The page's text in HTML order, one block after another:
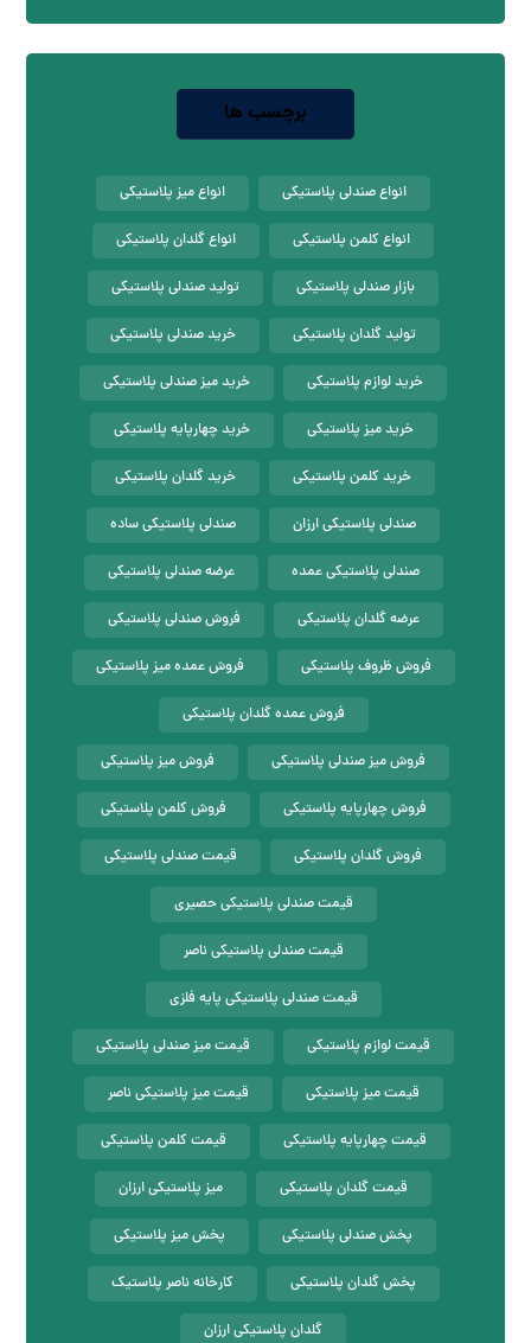
برچسب ها
انواع صندلی پلاستیکی انواع میز پلاستیکی
انواع کلمن پلاستیکی انواع گلدان پلاستیکی
بازار صندلی پلاستیکی تولید صندلی پلاستیکی
تولید گلدان پلاستیکی خرید صندلی پلاستیکی
خرید لوازم پلاستیکی خرید میز صندلی پلاستیکی
خرید میز پلاستیکی خرید چهارپایه پلاستیکی
خرید کلمن پلاستیکی خرید گلدان پلاستیکی
صندلی پلاستیکی ارزان صندلی پلاستیکی ساده
صندلی پلاستیکی عمده عرضه صندلی پلاستیکی
عرضه گلدان پلاستیکی فروش صندلی پلاستیکی
فروش ظروف پلاستیکی فروش عمده میز پلاستیکی
فروش عمده گلدان پلاستیکی
فروش میز صندلی پلاستیکی فروش میز پلاستیکی
فروش چهارپایه پلاستیکی فروش کلمن پلاستیکی
فروش گلدان پلاستیکی قیمت صندلی پلاستیکی
قیمت صندلی پلاستیکی حصیری
قیمت صندلی پلاستیکی ناصر
قیمت صندلی پلاستیکی پایه فلزی
قیمت لوازم پلاستیکی قیمت میز صندلی پلاستیکی
قیمت میز پلاستیکی قیمت میز پلاستیکی ناصر
قیمت چهارپایه پلاستیکی قیمت کلمن پلاستیکی
قیمت گلدان پلاستیکی میز پلاستیکی ارزان
پخش صندلی پلاستیکی پخش میز پلاستیکی
پخش گلدان پلاستیکی کارخانه ناصر پلاستیک
گلدان پلاستیکی ارزان